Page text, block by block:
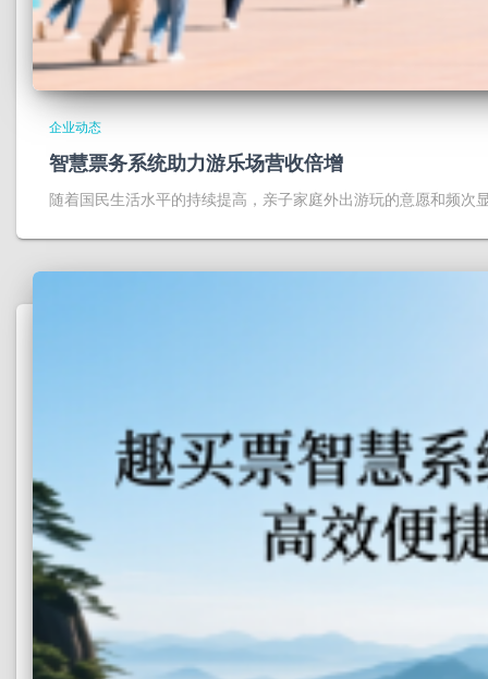
企业动态
智慧票务系统助力游乐场营收倍增
随着国民生活水平的持续提高，亲子家庭外出游玩的意愿和频次